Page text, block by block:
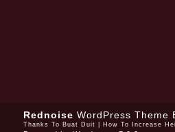
Rednoise WordPress Theme
Thanks To Buat Duit How To Increase